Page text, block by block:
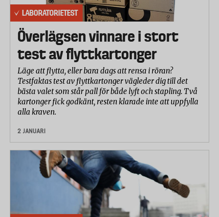
LABORATORIETEST
Överlägsen vinnare i stort
test av flyttkartonger
Läge att flytta, eller bara dags att rensa i röran?
Testfaktas test av flyttkartonger vägleder dig till det
bästa valet som står pall för både lyft och stapling. Två
kartonger fick godkänt, resten klarade inte att uppfylla
alla kraven.
2 JANUARI